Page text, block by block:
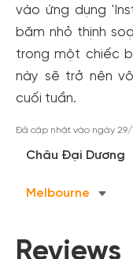
vào ứng dụng
băm nhỏ thịnh
trong một chiếc
này sẽ trở nên
cuối tuần.
Đã cập nhật vào ngày 29/
Châu Đại Dương
Melbourne
Reviews
Tạo tài
Tạo tài khoản để có